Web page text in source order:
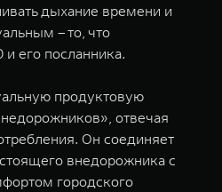
дыхание времени и
– то, что
и его посланника.
продуктовую
отвечая
Он соединяет
внедорожника с
городского